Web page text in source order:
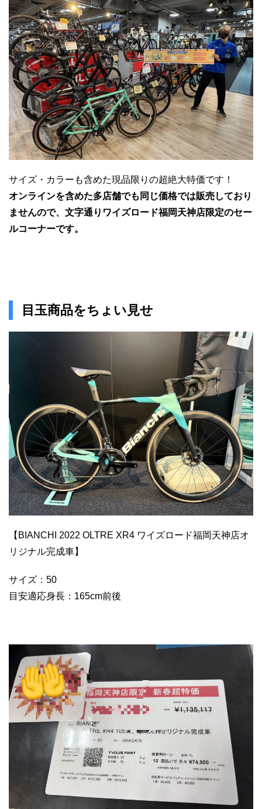
サイズ・カラーも含めた現品限りの超絶大特価です！
オンラインを含めた多店舗でも同じ価格では販売しており
ませんので、文字通りワイズロード福岡天神店限定のセー
ルコーナーです。
目玉商品をちょい見せ
【BIANCHI 2022 OLTRE XR4 ワイズロード福岡天神店オ
リジナル完成車】
サイズ：50
目安適応身長：165cm前後